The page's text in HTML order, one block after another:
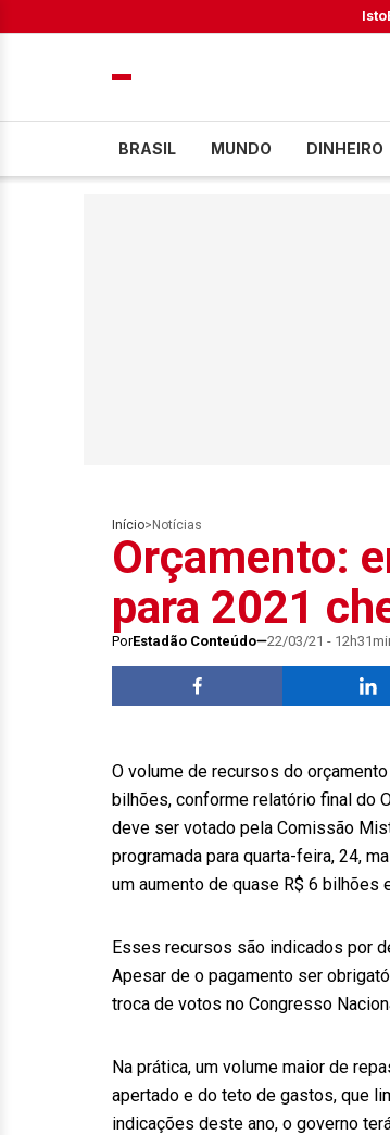
BRASIL MUNDO DINHEIRO
Início> Notícias
Orçamento:
para 2021
PorEstadão Conteúdo 22/03/21 -
O volume de recursos do
bilhões, conforme relatório final do
deve ser votado pela Comissão
programada para quarta-feira, 24,
um aumento de quase R$ 6 bilhões
Esses recursos são indicados por
Apesar de o pagamento ser
troca de votos no Congresso
Na prática, um volume maior de
apertado e do teto de gastos, que
indicações deste ano, o governo